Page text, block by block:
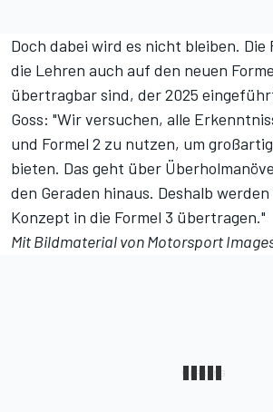
Doch dabei wird es nicht bleiben.
die Lehren auch auf den neuen
übertragbar sind, der 2025
Goss: "Wir versuchen, alle
und Formel 2 zu nutzen, um
bieten. Das geht über
den Geraden hinaus. Deshalb
Konzept in die Formel 3 übertragen."
Mit Bildmaterial vonMotorsport